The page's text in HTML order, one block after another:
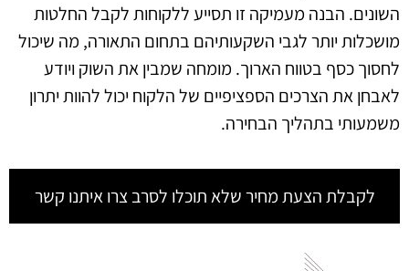
השונים. הבנה מעמיקה זו תסייע ללקוחות לקבל החלטות
מושכלות יותר לגבי השקעותיהם בתחום התאורה, מה שיכול
לחסוך כסף בטווח הארוך. מומחה שמבין את השוק ויודע
לאבחן את הצרכים הספציפיים של הלקוח יכול להוות יתרון
משמעותי בתהליך הבחירה.
לקבלת הצעת מחיר שלא תוכלו לסרב צרו איתנו קשר